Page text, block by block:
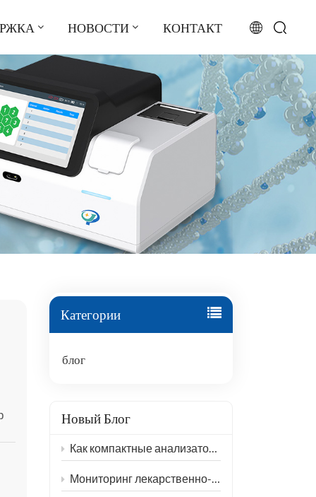
НОВОСТИ КОНТАКТ
English
français
русский
español
português
العربية
Türkçe
Категории
блог
Новый Блог
Как компактные анализаторы CLIA меняют диагностику в общественных медицинских центрах
Мониторинг лекарственно-индуцированного повреждения лёгких: расширение клинического применения KL-6